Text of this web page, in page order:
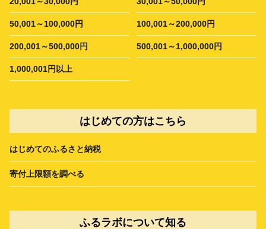
50,001～100,000円 100,001～200,000円
200,001～500,000円 500,001～1,000,000円
1,000,001円以上
はじめての方はこちら
はじめてのふるさと納税
寄付上限額を調べる
ふるラボについて知る